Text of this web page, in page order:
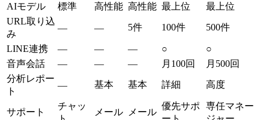
AIモデル 標準 高性能 高性能 最上位
最上位
URL取り込
み
— — 5件 100件 500件
LINE連携 — — — ○
○
音声会話
— — — 月100回
月500回
分析レポー
ト
— 基本 基本 詳細 高度
サポート
チャッ
メール メール
優先サポ
専任マネー